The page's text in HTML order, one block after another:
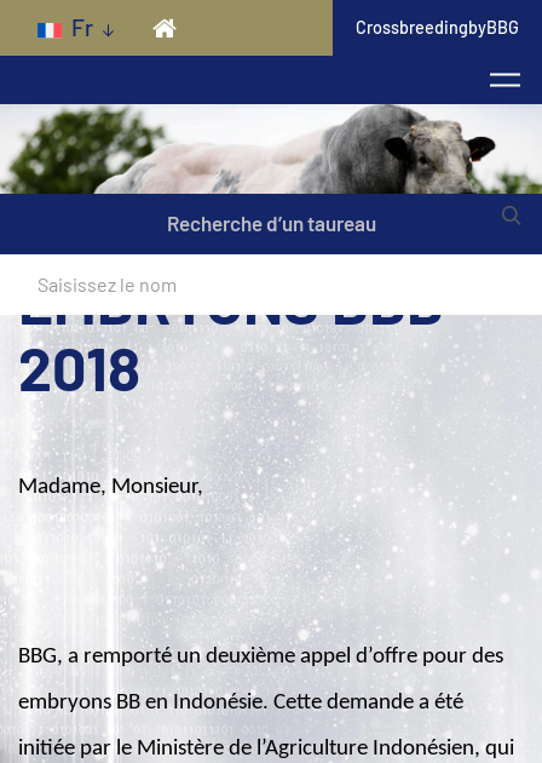
Skip to main content
Fr CrossbreedingbyBBG
Recherche d’un taureau
EMBRYONS BBB
2018
Madame, Monsieur,
BBG, a remporté un deuxième appel d’offre pour des
embryons BB en Indonésie. Cette demande a été
initiée par le Ministère de l’Agriculture Indonésien, qui